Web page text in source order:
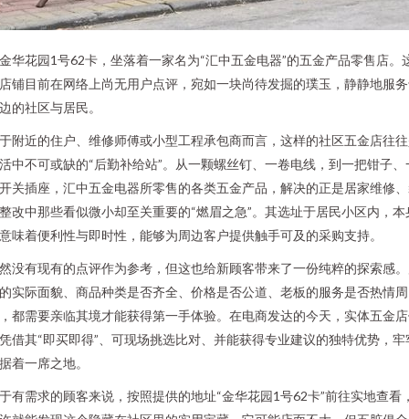
华花园1号62卡，坐落着一家名为“汇中五金电器”的五金产品零售店。
铺目前在网络上尚无用户点评，宛如一块尚待发掘的璞玉，静静地服
的社区与居民。
附近的住户、维修师傅或小型工程承包商而言，这样的社区五金店往
中不可或缺的“后勤补给站”。从一颗螺丝钉、一卷电线，到一把钳子、
关插座，汇中五金电器所零售的各类五金产品，解决的正是居家维修
改中那些看似微小却至关重要的“燃眉之急”。其选址于居民小区内，本
味着便利性与即时性，能够为周边客户提供触手可及的采购支持。
没有现有的点评作为参考，但这也给新顾客带来了一份纯粹的探索感
实际面貌、商品种类是否齐全、价格是否公道、老板的服务是否热情周
都需要亲临其境才能获得第一手体验。在电商发达的今天，实体五金
借其“即买即得”、可现场挑选比对、并能获得专业建议的独特优势，牢
着一席之地。
有需求的顾客来说，按照提供的地址“金华花园1号62卡”前往实地查看